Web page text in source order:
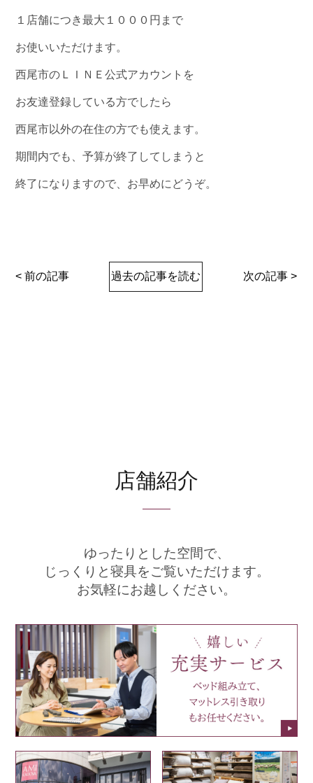
１店舗につき最大１０００円まで
お使いいただけます。
西尾市のＬＩＮＥ公式アカウントを
お友達登録している方でしたら
西尾市以外の在住の方でも使えます。
期間内でも、予算が終了してしまうと
終了になりますので、お早めにどうぞ。
< 前の記事 過去の記事を読む 次の記事 >
店舗紹介
ゆったりとした空間で、
じっくりと寝具をご覧いただけます。
お気軽にお越しください。